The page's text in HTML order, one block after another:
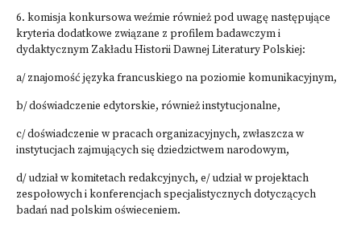
6. komisja konkursowa weźmie również pod uwagę następujące
kryteria dodatkowe związane z profilem badawczym i
dydaktycznym Zakładu Historii Dawnej Literatury Polskiej:
a/ znajomość języka francuskiego na poziomie komunikacyjnym,
b/ doświadczenie edytorskie, również instytucjonalne,
c/ doświadczenie w pracach organizacyjnych, zwłaszcza w
instytucjach zajmujących się dziedzictwem narodowym,
d/ udział w komitetach redakcyjnych, e/ udział w projektach
zespołowych i konferencjach specjalistycznych dotyczących
badań nad polskim oświeceniem.